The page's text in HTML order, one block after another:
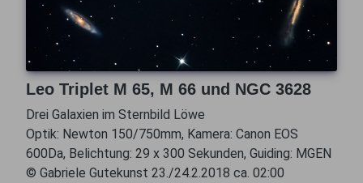
Leo Triplet M 65, M 66 und NGC 3628
Drei Galaxien im Sternbild Löwe
Optik: Newton 150/750mm, Kamera: Canon EOS
600Da, Belichtung: 29 x 300 Sekunden, Guiding: MGEN
© Gabriele Gutekunst 23./24.2.2018 ca. 02:00